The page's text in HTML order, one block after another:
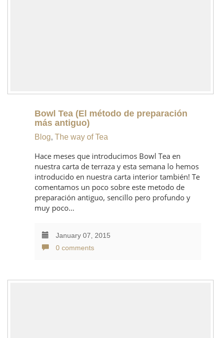
Bowl Tea (El método de preparación
más antiguo)
Blog, The way of Tea
Hace meses que introducimos Bowl Tea en
nuestra carta de terraza y esta semana lo hemos
introducido en nuestra carta interior también! Te
comentamos un poco sobre este metodo de
preparación antiguo, sencillo pero profundo y
muy poco…
January 07, 2015
0 comments